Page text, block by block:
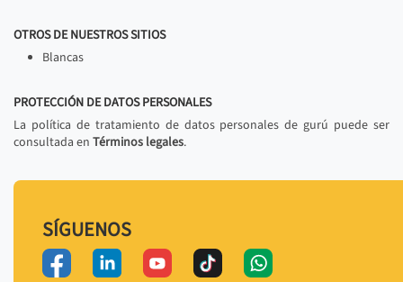
OTROS DE NUESTROS SITIOS
Blancas
PROTECCIÓN DE DATOS PERSONALES
La política de tratamiento de datos personales de gurú puede ser
consultada en Términos legales.
SÍGUENOS